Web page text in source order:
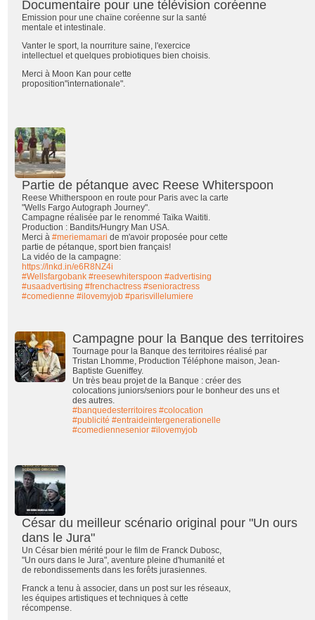
Documentaire pour une télévision coréenne
Emission pour une chaïne coréenne sur la santé
mentale et intestinale.
Vanter le sport, la nourriture saine, l'exercice
intellectuel et quelques probiotiques bien choisis.
Merci à Moon Kan pour cette
proposition"internationale".
Partie de pétanque avec Reese Whiterspoon
Reese Whitherspoon en route pour Paris avec la carte
"Wells Fargo Autograph Journey".
Campagne réalisée par le renommé Taïka Waititi.
Production : Bandits/Hungry Man USA.
Merci à#meriemamari de m'avoir proposée pour cette
partie de pétanque, sport bien français!
La vidéo de la campagne:
https://lnkd.in/e6R8NZ4i
#Wellsfargobank #reesewhiterspoon #advertising
#usaadvertising #frenchactress #senioractress
#comedienne #ilovemyjob #parisvillelumiere
Campagne pour la Banque des territoires
Tournage pour la Banque des territoires réalisé par
Tristan Lhomme, Production Téléphone maison, Jean-
Baptiste Gueniffey.
Un très beau projet de la Banque : créer des
colocations juniors/seniors pour le bonheur des uns et
des autres.
#banquedesterritoires #colocation
#publicité #entraideintergenerationelle
#comediennesenior #ilovemyjob
César du meilleur scénario original pour "Un ours
dans le Jura"
Un César bien mérité pour le film de Franck Dubosc,
"Un ours dans le Jura", aventure pleine d'humanité et
de rebondissements dans les forêts jurasiennes.
Franck a tenu à associer, dans un post sur les réseaux,
les équipes artistiques et techniques à cette
récompense.